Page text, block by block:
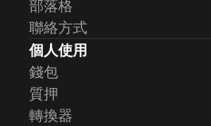
部落格
聯絡方式
個人使用
錢包
質押
轉換器